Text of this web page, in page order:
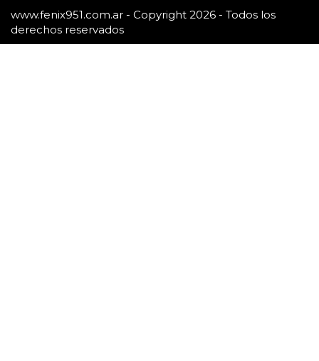
www.fenix951.com.ar - Copyright 2026 - Todos los
derechos reservados